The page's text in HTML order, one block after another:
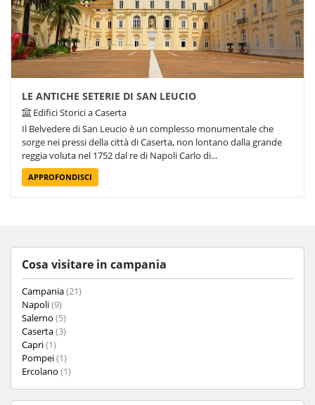
LE ANTICHE SETERIE DI SAN LEUCIO
Edifici Storici a Caserta
Il Belvedere di San Leucio è un complesso monumentale che
sorge nei pressi della città di Caserta, non lontano dalla grande
reggia voluta nel 1752 dal re di Napoli Carlo di...
APPROFONDISCI
Cosa visitare in campania
Campania(21)
Napoli(9)
Salerno (5)
Caserta(3)
Capri(1)
Pompei(1)
Ercolano (1)